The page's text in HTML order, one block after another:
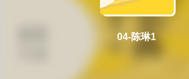
04-陈琳1